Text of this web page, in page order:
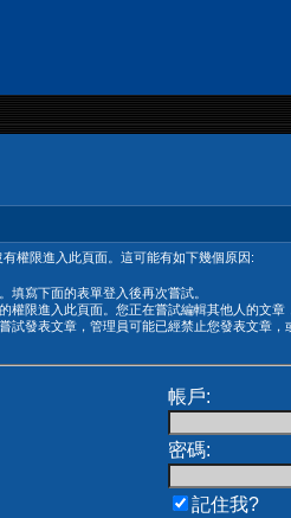
權限進入此頁面。這可能有如下幾個原因:
填寫下面的表單登入後再次嘗試。
權限進入此頁面。您正在嘗試編輯其他人的文
試發表文章，管理員可能已經禁止您發表文章，
帳戶:
密碼:
記住我?